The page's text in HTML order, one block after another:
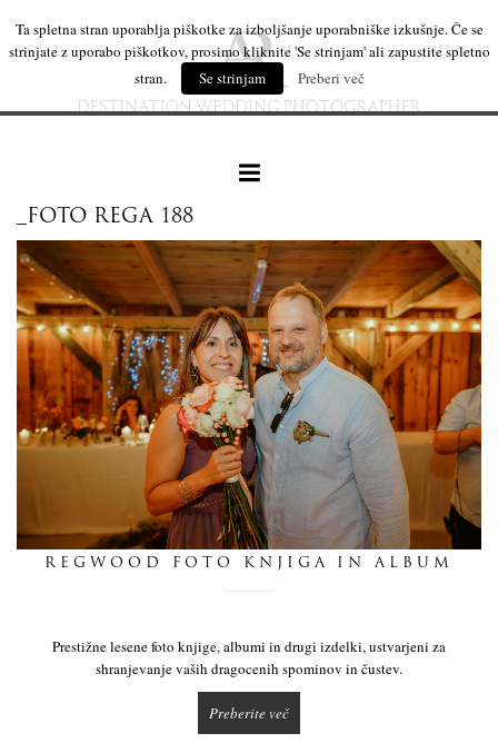
naše delo
leseni izdelki
mi
dnevnik
_FOTO REGA 188
REGWOOD FOTO KNJIGA IN ALBUM
Prestižne lesene foto knjige, albumi in drugi izdelki, ustvarjeni za
shranjevanje vaših dragocenih spominov in čustev.
Preberite več
Ta spletna stran uporablja piškotke za izboljšanje uporabniške izkušnje. Če se
strinjate z uporabo piškotkov, prosimo kliknite 'Se strinjam' ali zapustite spletno
stran.
Se strinjam Preberi več